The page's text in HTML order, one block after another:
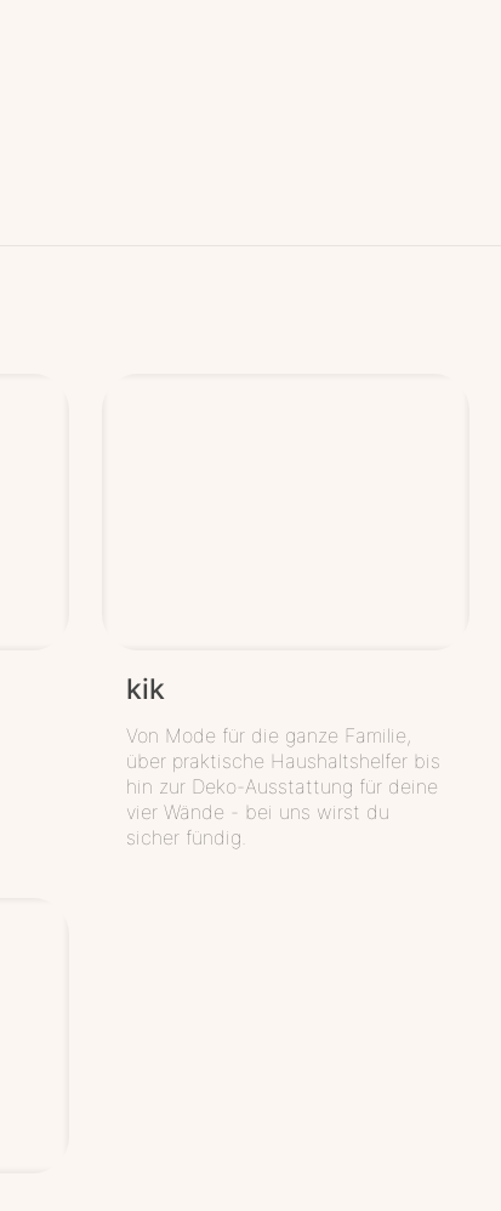
kik
Von Mode für die ganze Familie,
über praktische Haushaltshelfer bis
hin zur Deko-Ausstattung für deine
vier Wände - bei uns wirst du
sicher fündig.